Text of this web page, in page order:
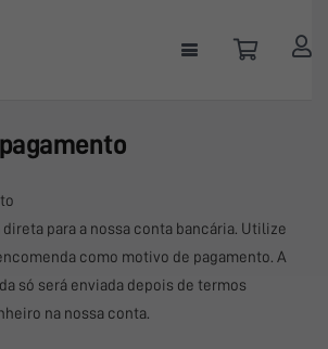
para a nossa conta bancária. Utilize
como motivo de pagamento. A
só será enviada depois de termos
na nossa conta.